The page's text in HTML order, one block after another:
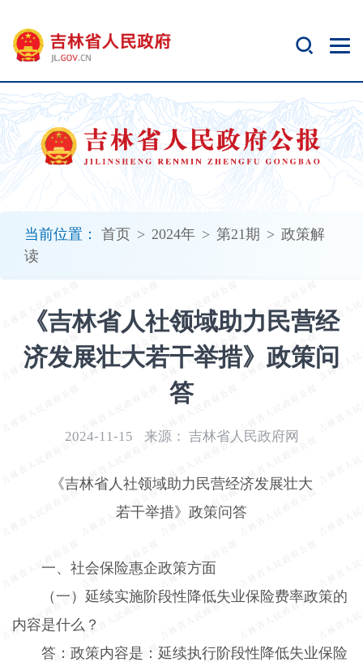
当前位置： 首页 > 2024年 > 第21期 > 政策解
读
《吉林省人社领域助力民营经
济发展壮大若干举措》政策问
答
2024-11-15 来源： 吉林省人民政府网
《吉林省人社领域助力民营经济发展壮大
若干举措》政策问答
一、社会保险惠企政策方面
（一）延续实施阶段性降低失业保险费率政策的
内容是什么？
答：政策内容是：延续执行阶段性降低失业保险
开
无
障
碍
说
明
加